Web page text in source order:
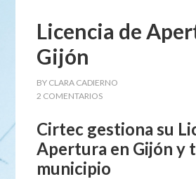
Licencia de
Gijón
BY CLARA CADIERNO
2 COMENTARIOS
Cirtec gestiona su
Apertura en Gijón y
municipio